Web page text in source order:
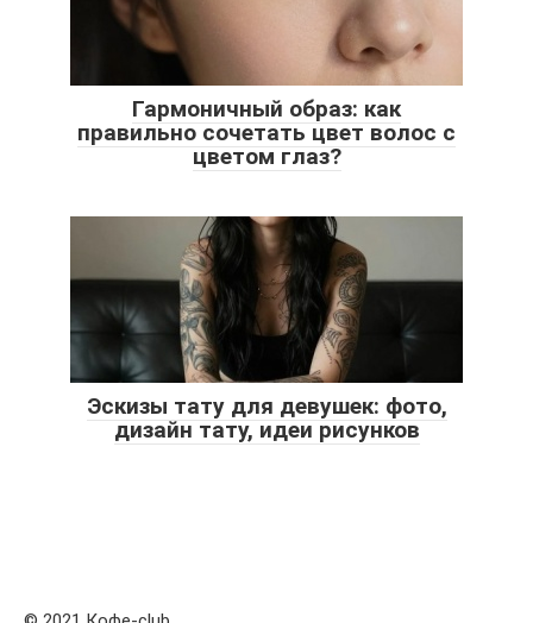
Гармоничный образ: как
правильно сочетать цвет волос с
цветом глаз?
Эскизы тату для девушек: фото,
дизайн тату, идеи рисунков